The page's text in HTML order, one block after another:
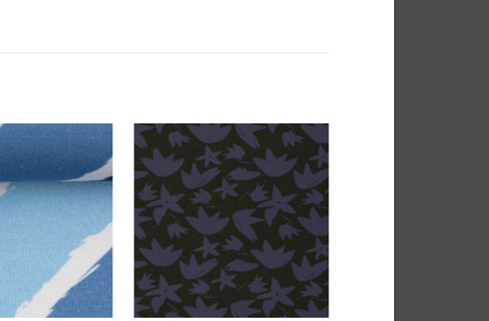
Auf die
Wunschliste
Auf die
Wunschliste